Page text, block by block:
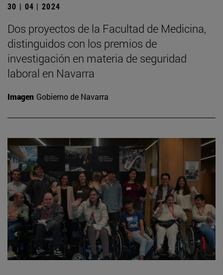
30 | 04 | 2024
Dos proyectos de la Facultad de Medicina,
distinguidos con los premios de
investigación en materia de seguridad
laboral en Navarra
Imagen Gobierno de Navarra